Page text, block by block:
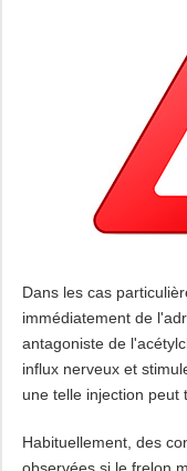
Dans les cas
immédiatement de
antagoniste de
influx nerveux et
une telle injection peut
Habituellement, des
observées si le frelon